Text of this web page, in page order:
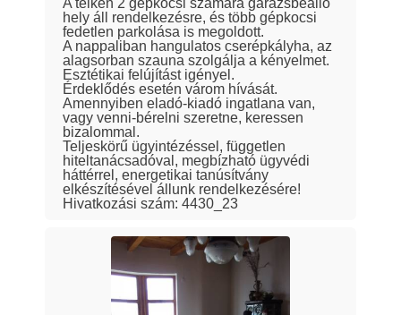
A telken 2 gépkocsi számára garázsbeálló
hely áll rendelkezésre, és több gépkocsi
fedetlen parkolása is megoldott.
A nappaliban hangulatos cserépkályha, az
alagsorban szauna szolgálja a kényelmet.
Esztétikai felújítást igényel.
Érdeklődés esetén várom hívását.
Amennyiben eladó-kiadó ingatlana van,
vagy venni-bérelni szeretne, keressen
bizalommal.
Teljeskörű ügyintézéssel, független
hiteltanácsadóval, megbízható ügyvédi
háttérrel, energetikai tanúsítvány
elkészítésével állunk rendelkezésére!
Hivatkozási szám: 4430_23